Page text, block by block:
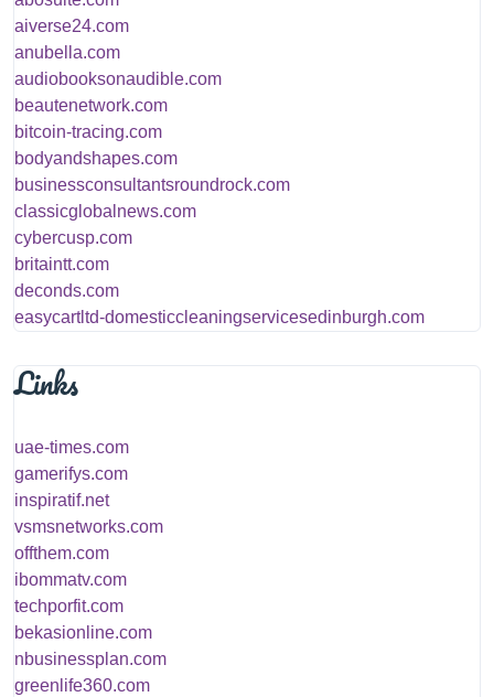
aiverse24.com
anubella.com
audiobooksonaudible.com
beautenetwork.com
bitcoin-tracing.com
bodyandshapes.com
businessconsultantsroundrock.com
classicglobalnews.com
cybercusp.com
britaintt.com
deconds.com
easycartltd-domesticcleaningservicesedinburgh.com
Links
uae-times.com
gamerifys.com
inspiratif.net
vsmsnetworks.com
offthem.com
ibommatv.com
techporfit.com
bekasionline.com
nbusinessplan.com
greenlife360.com